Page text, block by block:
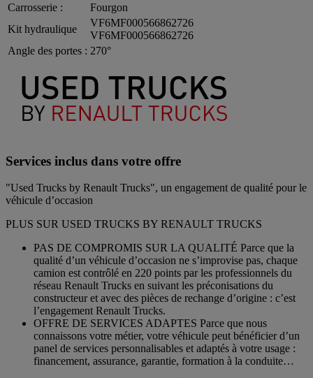
Carrosserie :
Fourgon
Kit hydraulique
VF6MF000566862726
VF6MF000566862726
Angle des portes : 270°
Services inclus dans votre offre
"Used Trucks by Renault Trucks", un engagement de qualité pour le
véhicule d’occasion
PLUS SUR USED TRUCKS BY RENAULT TRUCKS
PAS DE COMPROMIS SUR LA QUALITÉ Parce que la
qualité d’un véhicule d’occasion ne s’improvise pas, chaque
camion est contrôlé en 220 points par les professionnels du
réseau Renault Trucks en suivant les préconisations du
constructeur et avec des pièces de rechange d’origine : c’est
l’engagement Renault Trucks.
OFFRE DE SERVICES ADAPTES Parce que nous
connaissons votre métier, votre véhicule peut bénéficier d’un
panel de services personnalisables et adaptés à votre usage :
financement, assurance, garantie, formation à la conduite…